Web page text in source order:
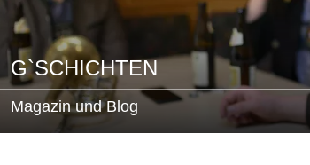
G`SCHICHTEN
Magazin und Blog